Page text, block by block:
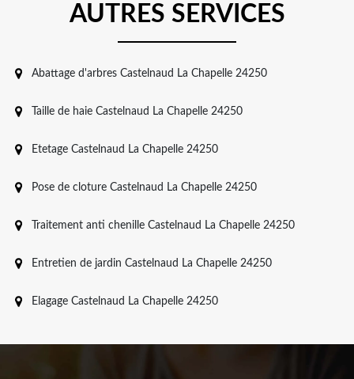
AUTRES SERVICES
Abattage d'arbres Castelnaud La Chapelle 24250
Taille de haie Castelnaud La Chapelle 24250
Etetage Castelnaud La Chapelle 24250
Pose de cloture Castelnaud La Chapelle 24250
Traitement anti chenille Castelnaud La Chapelle 24250
Entretien de jardin Castelnaud La Chapelle 24250
Elagage Castelnaud La Chapelle 24250